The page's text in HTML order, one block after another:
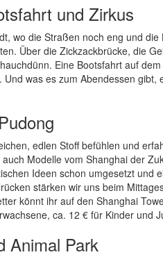
und Zirkus
wo die Straßen noch eng und
Über die Zickzackbrücke, die
Eine Bootsfahrt auf
was es zum Abendessen
edlen Stoff befühlen und
Modelle vom Shanghai der
Ideen schon umgesetzt und
stärken wir uns beim
könnt ihr auf den Shanghai
ca. 12 € für Kinder und
Animal Park